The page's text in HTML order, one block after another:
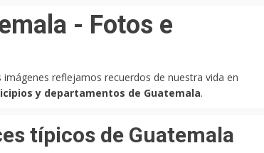
- Fotos e
reflejamos recuerdos de nuestra vida en
y departamentos de Guatemala.
típicos de Guatemala